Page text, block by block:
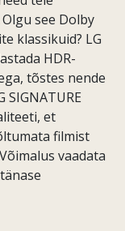
see Dolby
klassikuid? LG
HDR-
tõstes nende
et
filmist
vaadata